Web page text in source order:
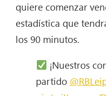
quiere comenzar
estadística que
los 90 minutos.
¡Nuestros
partido